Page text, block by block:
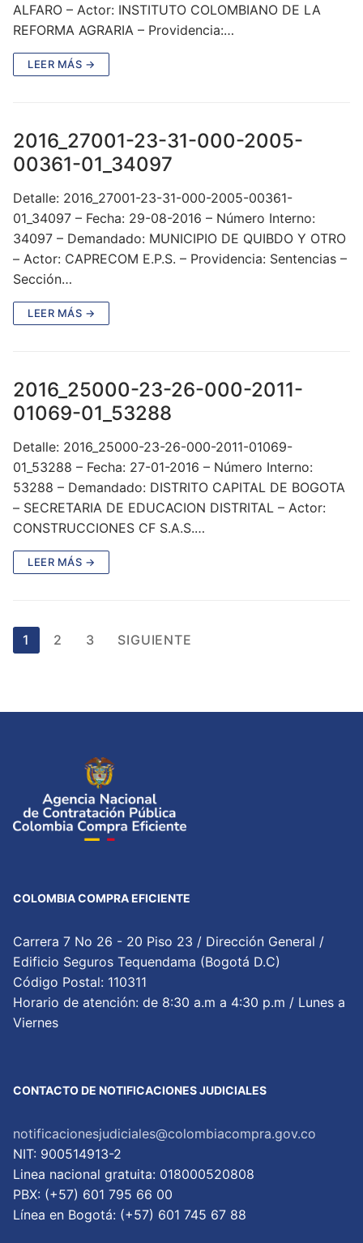
ALFARO – Actor: INSTITUTO COLOMBIANO DE LA
REFORMA AGRARIA – Providencia:…
LEER MÁS →
2016_27001-23-31-000-2005-
00361-01_34097
Detalle: 2016_27001-23-31-000-2005-00361-
01_34097 – Fecha: 29-08-2016 – Número Interno:
34097 – Demandado: MUNICIPIO DE QUIBDO Y OTRO
– Actor: CAPRECOM E.P.S. – Providencia: Sentencias –
Sección…
LEER MÁS →
2016_25000-23-26-000-2011-
01069-01_53288
Detalle: 2016_25000-23-26-000-2011-01069-
01_53288 – Fecha: 27-01-2016 – Número Interno:
53288 – Demandado: DISTRITO CAPITAL DE BOGOTA
– SECRETARIA DE EDUCACION DISTRITAL – Actor:
CONSTRUCCIONES CF S.A.S.…
LEER MÁS →
Paginación
de
1 2 3 SIGUIENTE
COLOMBIA COMPRA EFICIENTE
Carrera 7 No 26 - 20 Piso 23 / Dirección General /
Edificio Seguros Tequendama (Bogotá D.C)
Código Postal: 110311
Horario de atención: de 8:30 a.m a 4:30 p.m / Lunes a
Viernes
CONTACTO DE NOTIFICACIONES JUDICIALES
notificacionesjudiciales@colombiacompra.gov.co
NIT: 900514913-2
Linea nacional gratuita: 018000520808
PBX: (+57) 601 795 66 00
Lí­nea en Bogotá: (+57) 601 745 67 88